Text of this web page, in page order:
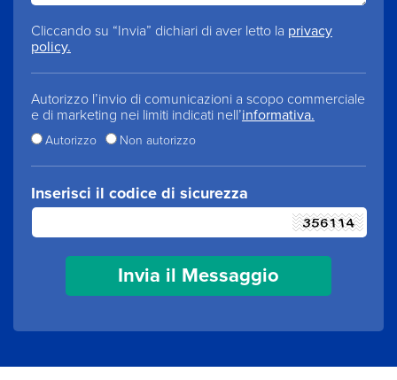
Cliccando su “Invia” dichiari di aver letto la privacy
policy.
Autorizzo l’invio di comunicazioni a scopo commerciale
e di marketing nei limiti indicati nell’informativa.
Autorizzo Non autorizzo
Inserisci il codice di sicurezza